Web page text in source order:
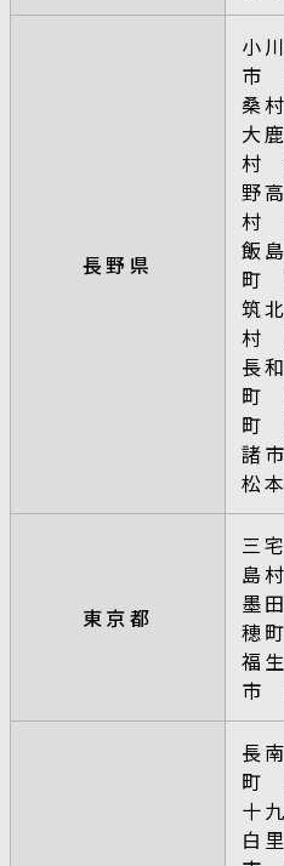
長野県
小
市
桑
大
村
野
村
飯
町
筑
村
長
町
町
諸
松
東京都
三
島
墨
穂
福
市
長
町
十
白